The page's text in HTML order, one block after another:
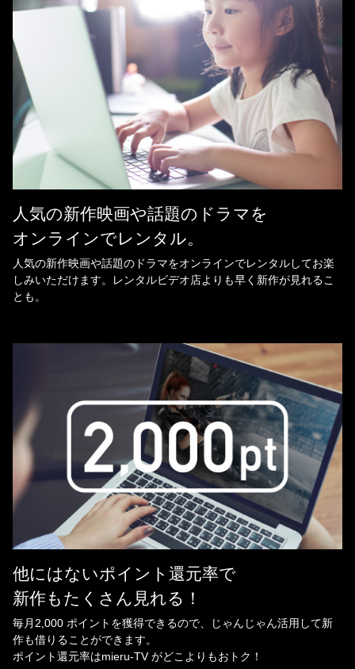
人気の新作映画や話題のドラマを
オンラインでレンタル。
人気の新作映画や話題のドラマをオンラインでレンタルしてお楽
しみいただけます。レンタルビデオ店よりも早く新作が見れるこ
とも。
他にはないポイント還元率で
新作もたくさん見れる！
毎月2,000 ポイントを獲得できるので、じゃんじゃん活用して新
作も借りることができます。
ポイント還元率はmieru-TV がどこよりもおトク！